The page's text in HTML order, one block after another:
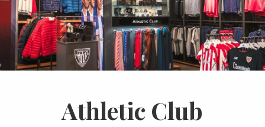
Athletic Club